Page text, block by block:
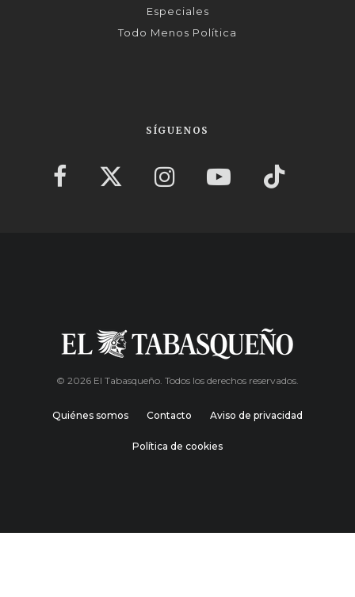
Especiales
Todo Menos Política
SÍGUENOS
© 2026 El Tabasqueño. Todos los derechos reservados.
Quiénes somos Contacto Aviso de privacidad
Política de cookies